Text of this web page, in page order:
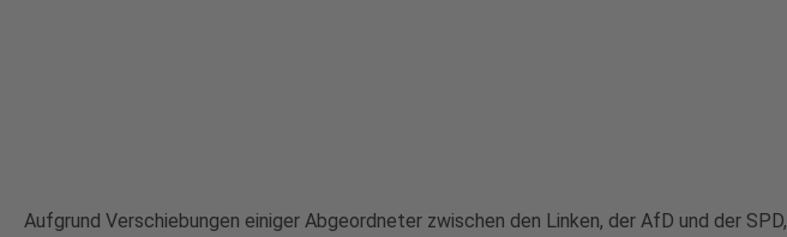
Aufgrund Verschiebungen einiger Abgeordneter zwischen den Linken, der AfD und der SPD,